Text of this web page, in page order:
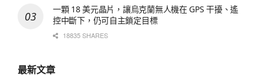
一顆 18 美元晶片，讓烏克蘭無人機在 GPS 干擾、遙
控中斷下，仍可自主鎖定目標
18835 SHARES
最新文章